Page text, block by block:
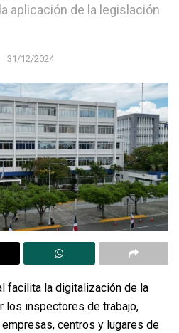
aplicación de la legislación
31/12/2024
facilita la digitalización de la
los inspectores de trabajo,
centros y lugares de